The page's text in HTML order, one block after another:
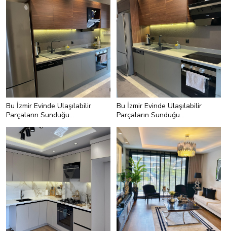
Bu İzmir Evinde Ulaşılabilir
Parçaların Sunduğu
Bu İzmir Evinde Ulaşılabilir
Parçaların Sunduğu